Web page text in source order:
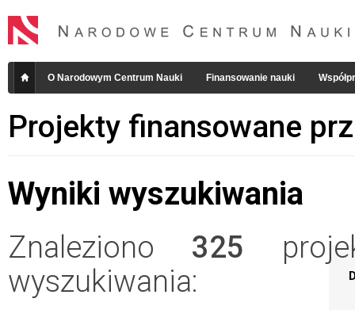
O Narodowym Centrum Nauki Finansowanie nauki
Projekty finansowane
Wyniki wyszukiwania
Znaleziono 325
wyszukiwania: